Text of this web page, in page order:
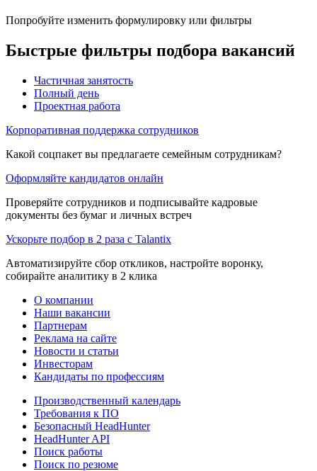
Попробуйте изменить формулировку или фильтры
Быстрые фильтры подбора вакансий
Частичная занятость
Полный день
Проектная работа
Корпоративная поддержка сотрудников
Какой соцпакет вы предлагаете семейным сотрудникам?
Оформляйте кандидатов онлайн
Проверяйте сотрудников и подписывайте кадровые
документы без бумаг и личных встреч
Ускорьте подбор в 2 раза с Talantix
Автоматизируйте сбор откликов, настройте воронку,
собирайте аналитику в 2 клика
О компании
Наши вакансии
Партнерам
Реклама на сайте
Новости и статьи
Инвесторам
Кандидаты по профессиям
Производственный календарь
Требования к ПО
Безопасный HeadHunter
HeadHunter API
Поиск работы
Поиск по резюме